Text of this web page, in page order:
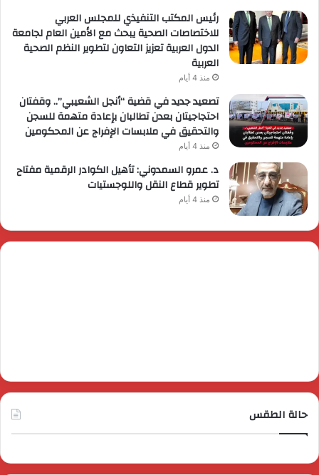
رئيس المكتب التنفيذي للمجلس العربي
للاختصاصات الصحية يبحث مع الأمين العام لجامعة
الدول العربية تعزيز التعاون لتطوير النظم الصحية
العربية
منذ 4 أيام
تصعيد جديد في قضية “أنجل الشعيبي”.. وقفتان
احتجاجيتان بعدن تطالبان بإعادة متهمة للسجن
والتحقيق في ملابسات الإفراج عن المحكومين
منذ 4 أيام
د. عمرو السمدوني: تأهيل الكوادر الرقمية مفتاح
تطوير قطاع النقل واللوجستيات
منذ 4 أيام
حالة الطقس